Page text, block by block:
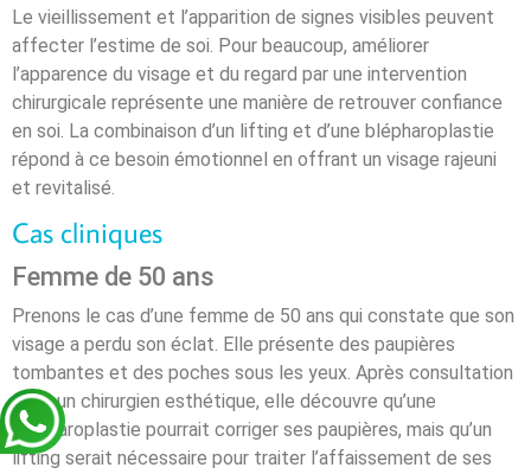
Le vieillissement et l’apparition de signes visibles peuvent
affecter l’estime de soi. Pour beaucoup, améliorer
l’apparence du visage et du regard par une intervention
chirurgicale représente une manière de retrouver confiance
en soi. La combinaison d’un lifting et d’une blépharoplastie
répond à ce besoin émotionnel en offrant un visage rajeuni
et revitalisé.
Cas cliniques
Femme de 50 ans
Prenons le cas d’une femme de 50 ans qui constate que son
visage a perdu son éclat. Elle présente des paupières
tombantes et des poches sous les yeux. Après consultation
avec un chirurgien esthétique, elle découvre qu’une
blépharoplastie pourrait corriger ses paupières, mais qu’un
lifting serait nécessaire pour traiter l’affaissement de ses